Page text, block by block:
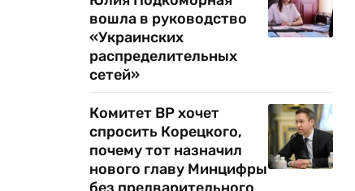
вошла в руководство
«Украинских
распределительных
сетей»
Комитет ВР хочет
спросить Корецкого,
почему тот назначил
нового главу Минцифры